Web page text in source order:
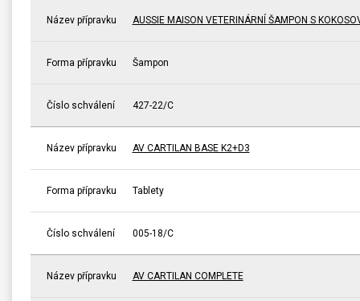
Název přípravku AUSSIE MAISON VETERINÁRNÍ ŠAMPON S
Forma přípravku Šampon
Číslo schválení 427-22/C
Název přípravku AV CARTILAN BASE K2+D3
Forma přípravku Tablety
Číslo schválení 005-18/C
Název přípravku AV CARTILAN COMPLETE